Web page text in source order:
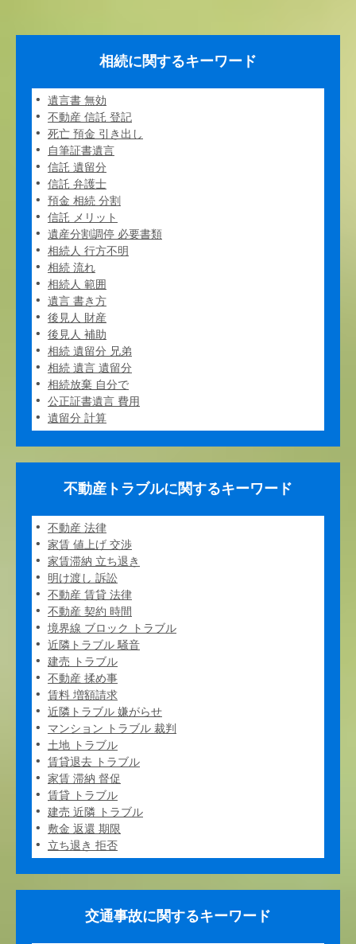
相続に関するキーワード
遺言書 無効
不動産 信託 登記
死亡 預金 引き出し
自筆証書遺言
信託 遺留分
信託 弁護士
預金 相続 分割
信託 メリット
遺産分割調停 必要書類
相続人 行方不明
相続 流れ
相続人 範囲
遺言 書き方
後見人 財産
後見人 補助
相続 遺留分 兄弟
相続 遺言 遺留分
相続放棄 自分で
公正証書遺言 費用
遺留分 計算
不動産トラブルに関するキーワード
不動産 法律
家賃 値上げ 交渉
家賃滞納 立ち退き
明け渡し 訴訟
不動産 賃貸 法律
不動産 契約 時間
境界線 ブロック トラブル
近隣トラブル 騒音
建売 トラブル
不動産 揉め事
賃料 増額請求
近隣トラブル 嫌がらせ
マンション トラブル 裁判
土地 トラブル
賃貸退去 トラブル
家賃 滞納 督促
賃貸 トラブル
建売 近隣 トラブル
敷金 返還 期限
立ち退き 拒否
交通事故に関するキーワード